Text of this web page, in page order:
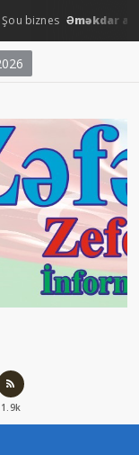
biznes Əməkdar artist
1.9k